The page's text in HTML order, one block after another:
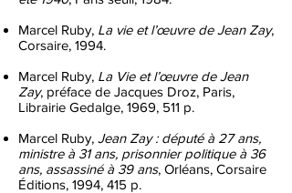
Marcel Ruby, La vie et l’œuvre de Jean Zay,
Corsaire, 1994.
Marcel Ruby, La Vie et l’œuvre de Jean
Zay, préface de Jacques Droz, Paris,
Librairie Gedalge, 1969, 511 p.
Marcel Ruby, Jean Zay : député à 27 ans,
ministre à 31 ans, prisonnier politique à 36
ans, assassiné à 39 ans, Orléans, Corsaire
Éditions, 1994, 415 p.